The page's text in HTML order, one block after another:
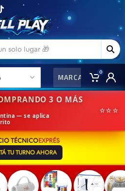
MARCAS
0
3 O MÁS
— se aplica
⭐⭐⭐
TÉCNICOEXPRÉS
TU TURNO AHORA